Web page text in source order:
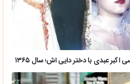
عبدی با دختر دایی اش؛ سال ۱۳۶۵